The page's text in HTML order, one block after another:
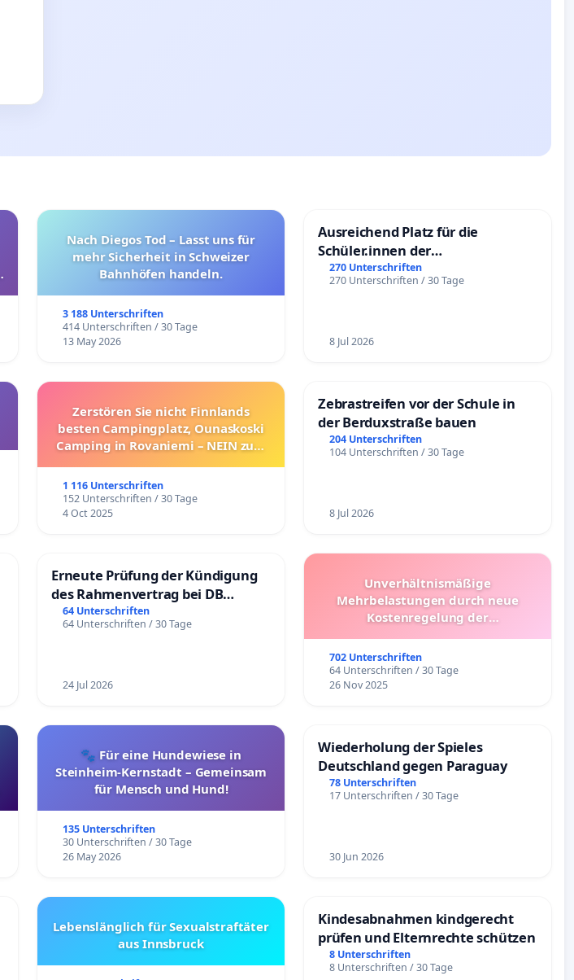
Nach Diegos Tod – Lasst uns für
mehr Sicherheit in Schweizer
Bahnhöfen handeln.
3 188 Unterschriften
414 Unterschriften / 30 Tage
13 May 2026
Ausreichend Platz für die
Schüler.innen der
Schönbergschule
270 Unterschriften
270 Unterschriften / 30 Tage
8 Jul 2026
Zerstören Sie nicht Finnlands
besten Campingplatz, Ounaskoski
Camping in Rovaniemi – NEIN zum
1 116 Unterschriften
152 Unterschriften / 30 Tage
4 Oct 2025
Zebrastreifen vor der Schule in
der Berduxstraße bauen
204 Unterschriften
104 Unterschriften / 30 Tage
8 Jul 2026
Erneute Prüfung der Kündigung
des Rahmenvertrag bei DB
Fahrwegdienste Gmbh
64 Unterschriften
64 Unterschriften / 30 Tage
24 Jul 2026
Unverhältnismäßige
Mehrbelastungen durch neue
Kostenregelung der
Überprüfung und Alternativen
702 Unterschriften
64 Unterschriften / 30 Tage
26 Nov 2025
🐾 Für eine Hundewiese in
Steinheim-Kernstadt – Gemeinsam
für Mensch und Hund!
135 Unterschriften
30 Unterschriften / 30 Tage
26 May 2026
Wiederholung der Spieles
Deutschland gegen Paraguay
78 Unterschriften
17 Unterschriften / 30 Tage
30 Jun 2026
Lebenslänglich für Sexualstraftäter
aus Innsbruck
Kindesabnahmen kindgerecht
prüfen und Elternrechte schützen
8 Unterschriften
8 Unterschriften / 30 Tage